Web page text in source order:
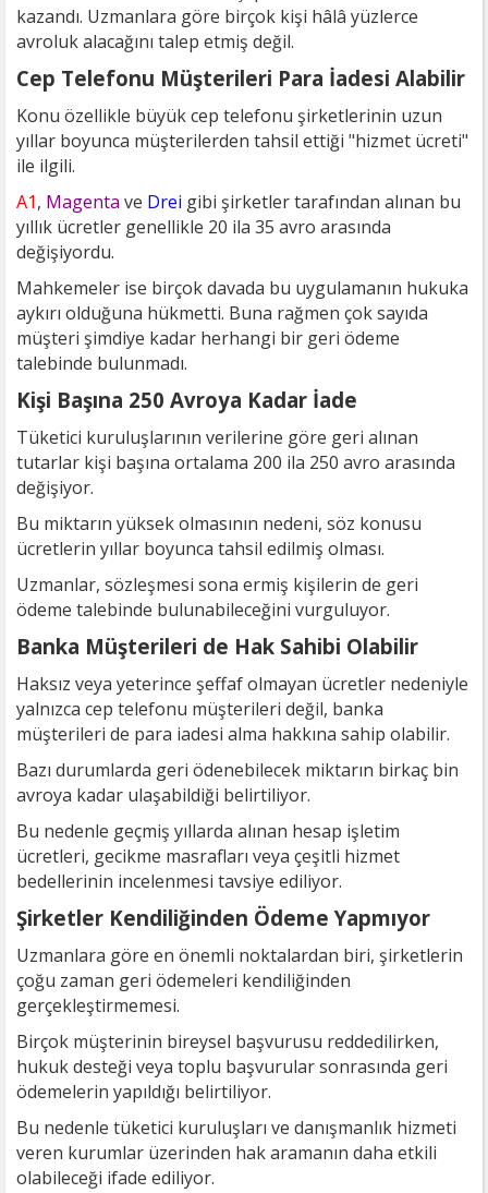
kazandı. Uzmanlara göre birçok kişi hâlâ yüzlerce
avroluk alacağını talep etmiş değil.
Cep Telefonu Müşterileri Para İadesi Alabilir
Konu özellikle büyük cep telefonu şirketlerinin uzun
yıllar boyunca müşterilerden tahsil ettiği "hizmet ücreti"
ile ilgili.
A1, Magenta ve Drei gibi şirketler tarafından alınan bu
yıllık ücretler genellikle 20 ila 35 avro arasında
değişiyordu.
Mahkemeler ise birçok davada bu uygulamanın hukuka
aykırı olduğuna hükmetti. Buna rağmen çok sayıda
müşteri şimdiye kadar herhangi bir geri ödeme
talebinde bulunmadı.
Kişi Başına 250 Avroya Kadar İade
Tüketici kuruluşlarının verilerine göre geri alınan
tutarlar kişi başına ortalama 200 ila 250 avro arasında
değişiyor.
Bu miktarın yüksek olmasının nedeni, söz konusu
ücretlerin yıllar boyunca tahsil edilmiş olması.
Uzmanlar, sözleşmesi sona ermiş kişilerin de geri
ödeme talebinde bulunabileceğini vurguluyor.
Banka Müşterileri de Hak Sahibi Olabilir
Haksız veya yeterince şeffaf olmayan ücretler nedeniyle
yalnızca cep telefonu müşterileri değil, banka
müşterileri de para iadesi alma hakkına sahip olabilir.
Bazı durumlarda geri ödenebilecek miktarın birkaç bin
avroya kadar ulaşabildiği belirtiliyor.
Bu nedenle geçmiş yıllarda alınan hesap işletim
ücretleri, gecikme masrafları veya çeşitli hizmet
bedellerinin incelenmesi tavsiye ediliyor.
Şirketler Kendiliğinden Ödeme Yapmıyor
Uzmanlara göre en önemli noktalardan biri, şirketlerin
çoğu zaman geri ödemeleri kendiliğinden
gerçekleştirmemesi.
Birçok müşterinin bireysel başvurusu reddedilirken,
hukuk desteği veya toplu başvurular sonrasında geri
ödemelerin yapıldığı belirtiliyor.
Bu nedenle tüketici kuruluşları ve danışmanlık hizmeti
veren kurumlar üzerinden hak aramanın daha etkili
olabileceği ifade ediliyor.